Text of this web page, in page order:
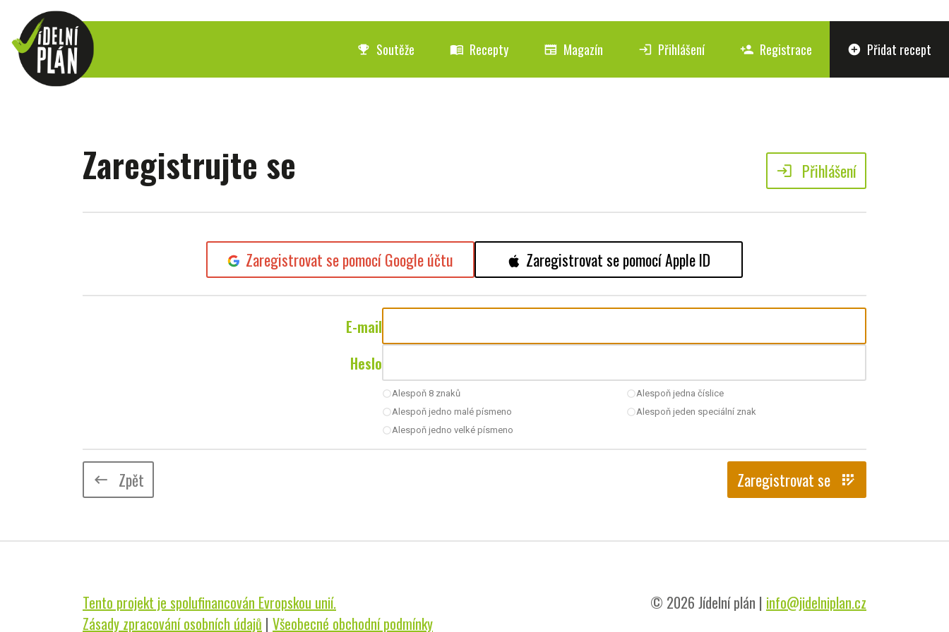
emoji_events Soutěže menu_book Recepty newspaper Magazín login Přihlášení person_add Registrace add_circle Přidat recept
Zaregistrujte se login Přihlášení
Zaregistrovat se pomocí Google účtu Zaregistrovat se pomocí Apple ID
E-mail
Heslo
radio_button_uncheckedAlespoň 8 znaků
radio_button_uncheckedAlespoň jedno malé písmeno
radio_button_uncheckedAlespoň jedno velké písmeno
radio_button_uncheckedAlespoň jedna číslice
radio_button_uncheckedAlespoň jeden speciální znak
keyboard_backspace Zpět Zaregistrovat se app_registration
Tento projekt je spolufinancován Evropskou unií.
Zásady zpracování osobních údajů | Všeobecné obchodní podmínky
© 2026 Jídelní plán | info@jidelniplan.cz